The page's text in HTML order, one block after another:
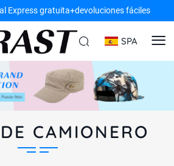
Express gratuita+devoluciones fáciles
SPA
CAMIONERO